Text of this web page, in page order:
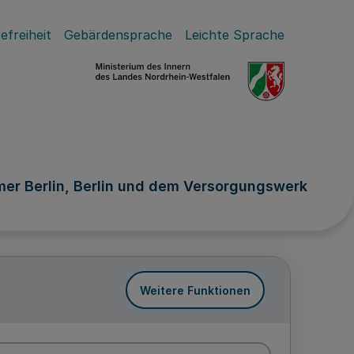
Gebärdensprache Leichte Sprache
Berlin, Berlin und dem Versorgungswerk
Weitere Funktionen